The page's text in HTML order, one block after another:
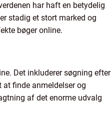
har haft en betydelig
stadig et stort marked og
bøger online.
Det inkluderer søgning efter
finde anmeldelser og
af det enorme udvalg